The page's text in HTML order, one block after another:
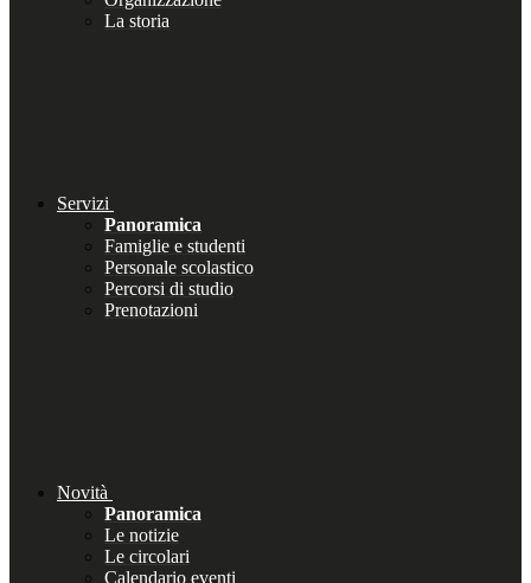
La storia
Servizi
Panoramica
Famiglie e studenti
Personale scolastico
Percorsi di studio
Prenotazioni
Novità
Panoramica
Le notizie
Le circolari
Calendario eventi